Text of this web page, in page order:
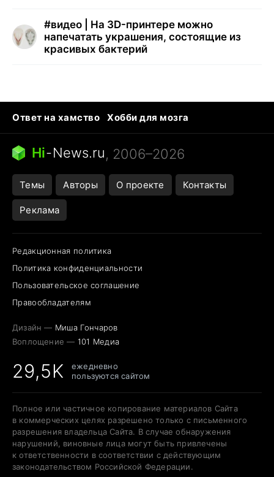
#видео | На 3D-принтере можно
напечатать украшения, состоящие из
красивых бактерий
Ответ на хамство
Хобби для мозга
Бензин 100 и 95
Тунцы в океанариуме
Следующая пандемия
Hi-News.ru, 2006–2026
Темы Авторы О проекте Контакты
Реклама
Редакционная политика
Политика конфиденциальности
Пользовательское соглашение
Правообладателям
Дизайн — Миша Гончаров
Воплощение — 101 Медиа
29,5K
ежедневно
пользуются сайтом
Полное или частичное копирование материалов Сайта
в коммерческих целях разрешено только с письменного
разрешения владельца Сайта. В случае обнаружения
нарушений, виновные лица могут быть привлечены
к ответственности в соответствии с действующим
законодательством Российской Федерации.